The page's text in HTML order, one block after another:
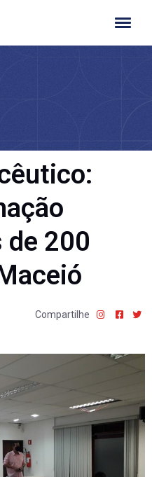
de 200
Compartilhe